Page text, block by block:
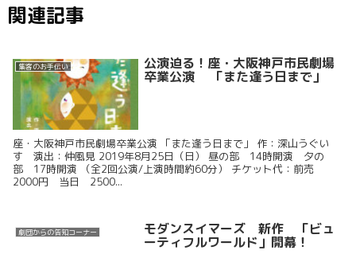
関連記事
集客のお手伝い 公演迫る！座・大阪神戸市民劇場
卒業公演 「また逢う日まで」
座・大阪神戸市民劇場卒業公演 「また逢う日まで」 作：深山うぐい
す 演出：仲風見 2019年8月25日（日） 昼の部 14時開演 夕の
部 17時開演 （全2回公演/上演時間約60分） チケット代：前売
2000円 当日 2500...
劇団からの告知コーナー モダンスイマーズ 新作 「ビュ
ーティフルワールド」開幕！